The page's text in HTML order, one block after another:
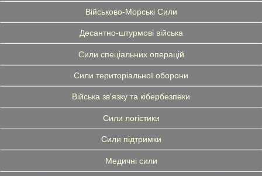
Військово-Морські Сили
Десантно-штурмові війська
Сили спеціальних операцій
Сили територіальної оборони
Війська зв'язку та кібербезпеки
Сили логістики
Сили підтримки
Медичні сили